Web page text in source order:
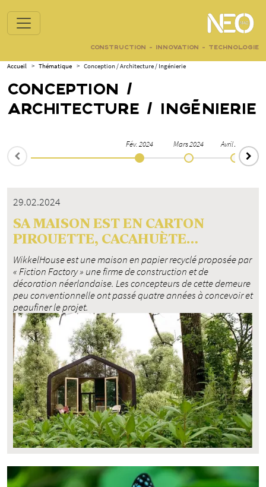
CONSTRUCTION - INNOVATION - TECHNOLOGIE
Accueil > Thématique > Conception / Architecture / Ingénierie
CONCEPTION /
ARCHITECTURE / INGÉNIERIE
Fév. 2024 Mars 2024 Avril 2024
29.02.2024
SA MAISON EST EN CARTON
PIROUETTE, CACAHUÈTE…
WikkelHouse est une maison en papier recyclé proposée par
« Fiction Factory » une firme de construction et de
décoration néerlandaise. Les concepteurs de cette demeure
peu conventionnelle ont passé quatre années à concevoir et
peaufiner le projet.